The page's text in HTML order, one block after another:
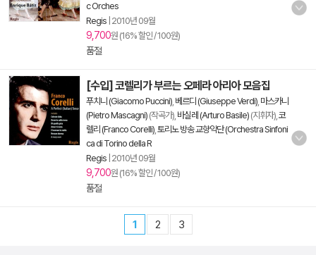
c Orches
Regis 2010년 09월
9,700원 (16% 할인 / 100원)
품절
[수입] 코렐리가 부르는 오페라 아리아 모음집
푸치니 (Giacomo Puccini) 베르디 (Giuseppe Verdi) 마스카니
(Pietro Mascagni) (작곡가), 바실레 (Arturo Basile) (지휘자), 코
렐리 (Franco Corelli) 토리노 방송 교향악단 (Orchestra Sinfoni
ca di Torino della R
Regis 2010년 09월
9,700원 (16% 할인 / 100원)
품절
1 2 3